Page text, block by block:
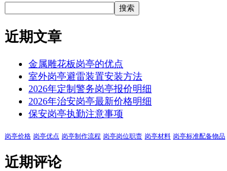
搜索
近期文章
金属雕花板岗亭的优点
室外岗亭避雷装置安装方法
2026年定制警务岗亭报价明细
2026年治安岗亭最新价格明细
保安岗亭执勤注意事项
岗亭价格 岗亭优点 岗亭制作流程 岗亭岗位职责 岗亭材料 岗亭标准配备物品
近期评论